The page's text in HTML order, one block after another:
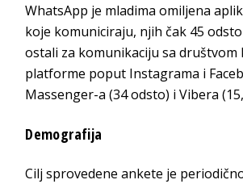
WhatsApp je mladima omiljena
koje komuniciraju, njih čak 45
ostali za komunikaciju sa društvom
platforme poput Instagrama i
Massenger-a (34 odsto) i Vibera
Demografija
Cilj sprovedene ankete je